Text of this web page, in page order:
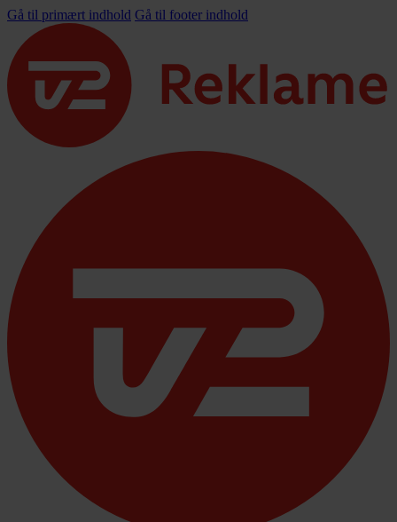
Gå til primært indhold Gå til footer indhold